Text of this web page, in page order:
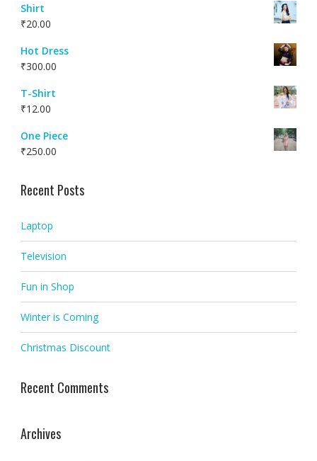
Shirt
₹20.00
Hot Dress
₹300.00
T-Shirt
₹12.00
One Piece
₹250.00
Recent Posts
Laptop
Television
Fun in Shop
Winter is Coming
Christmas Discount
Recent Comments
Archives